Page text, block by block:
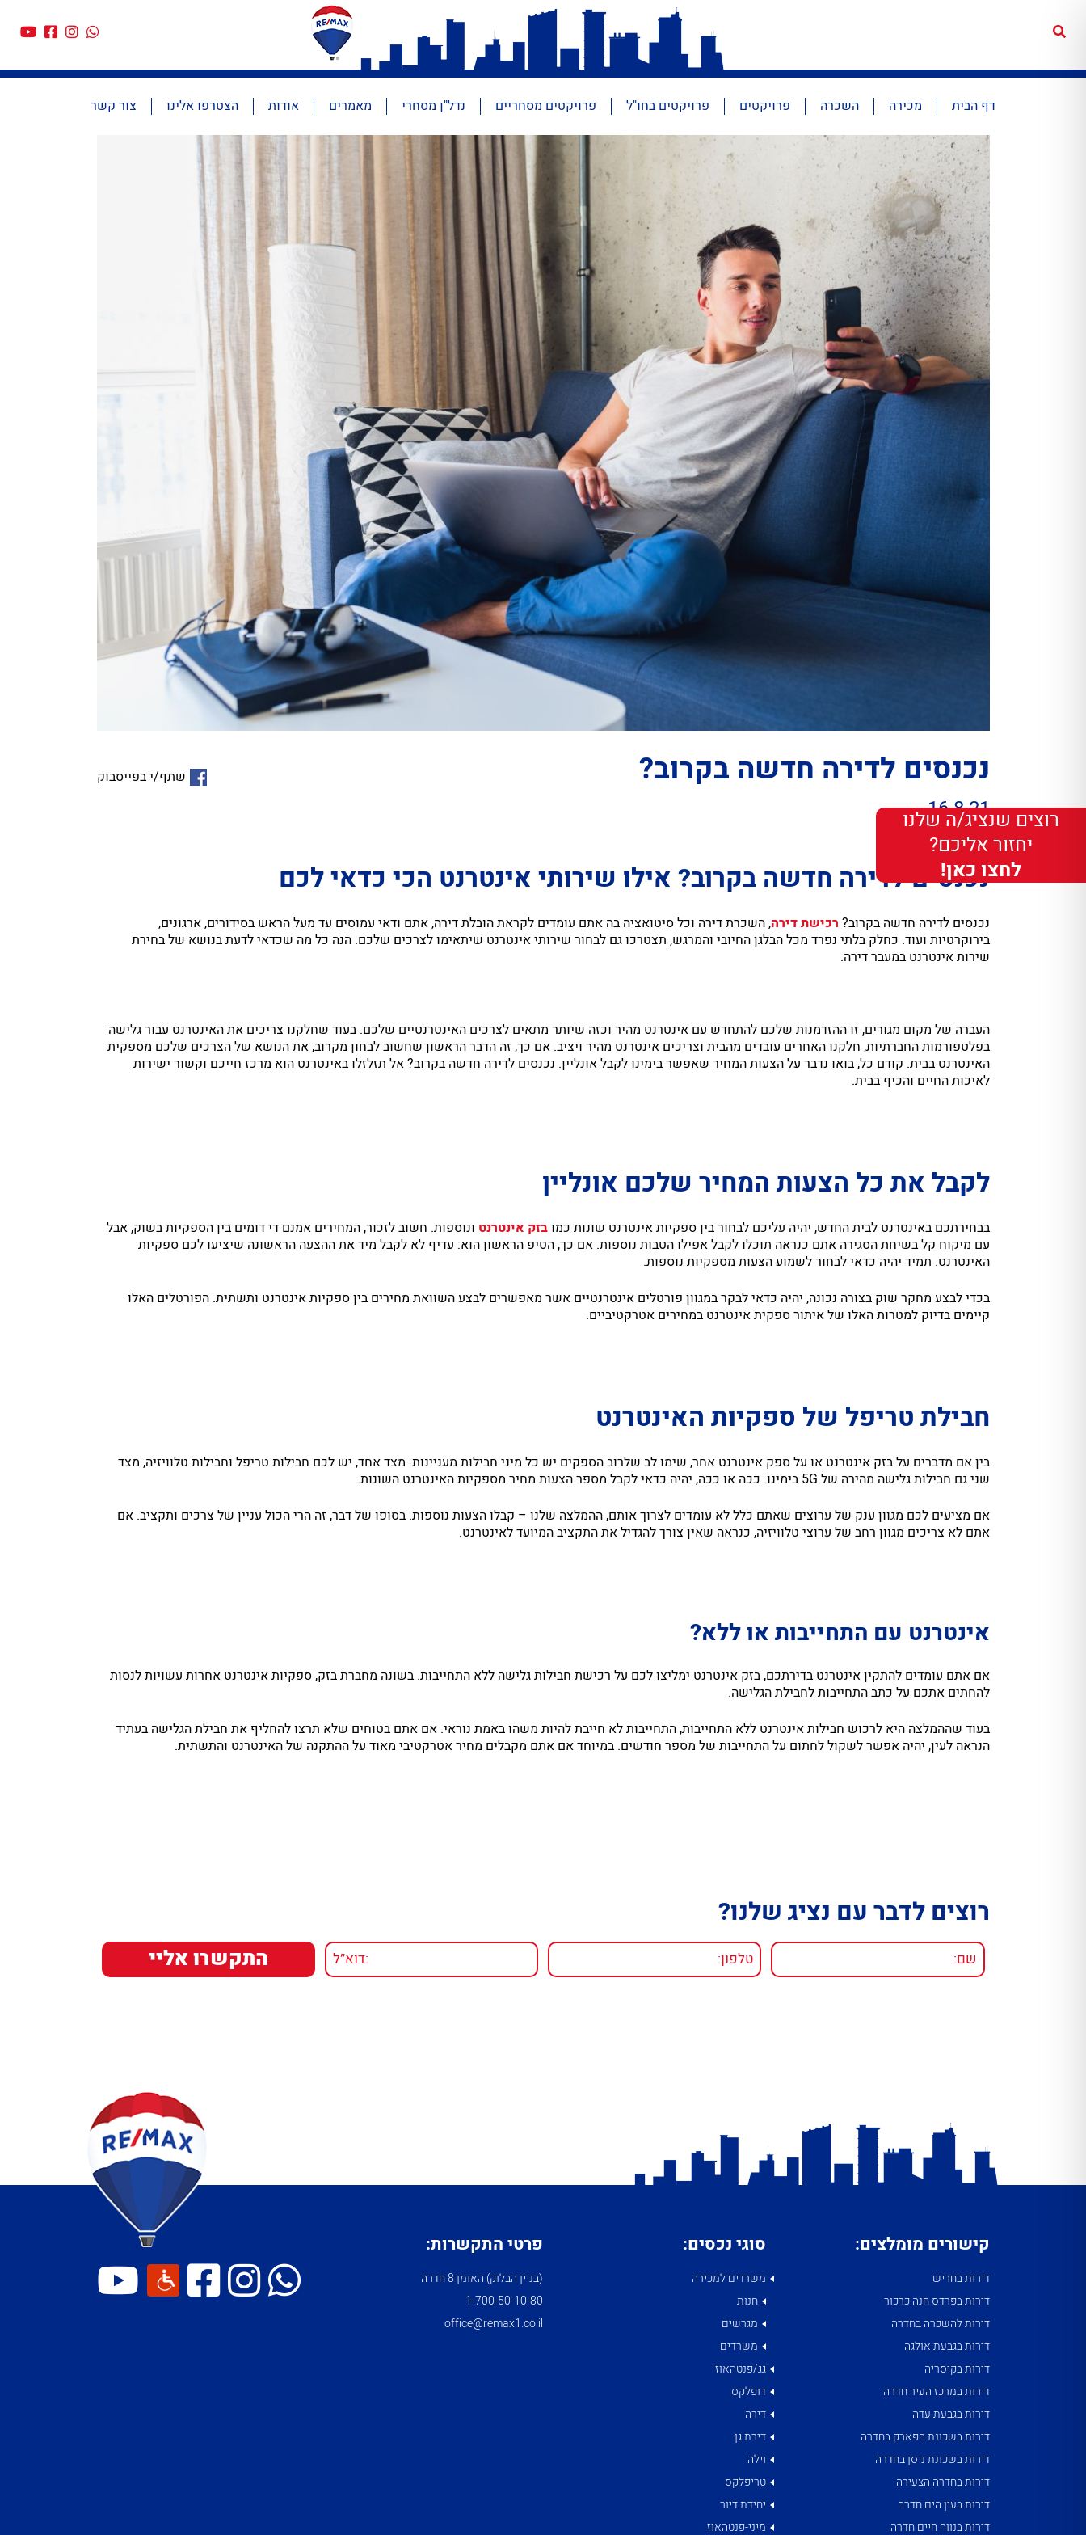
דף הבית מכירה השכרה פרויקטים פרויקטים בחו"ל פרויקטים מסחריים נדל"ן מסחרי מאמרים אודות הצטרפו אלינו צור קשר
נכנסים לדירה חדשה בקרוב? שתף/י בפייסבוק
16.8.21
נכנסים לדירה חדשה בקרוב? אילו שירותי אינטרנט הכי כדאי לכם
נכנסים לדירה חדשה בקרוב? רכישת דירה, השכרת דירה וכל סיטואציה בה אתם עומדים לקראת הובלת דירה, אתם ודאי עמוסים עד מעל הראש בסידורים, ארגונים,
בירוקרטיות ועוד. כחלק בלתי נפרד מכל הבלגן החיובי והמרגש, תצטרכו גם לבחור שירותי אינטרנט שיתאימו לצרכים שלכם. הנה כל מה שכדאי לדעת בנושא של בחירת
שירות אינטרנט במעבר דירה.
העברה של מקום מגורים, זו ההזדמנות שלכם להתחדש עם אינטרנט מהיר וכזה שיותר מתאים לצרכים האינטרנטיים שלכם. בעוד שחלקנו צריכים את האינטרנט עבור גלישה
בפלטפורמות החברתיות, חלקנו האחרים עובדים מהבית וצריכים אינטרנט מהיר ויציב. אם כך, זה הדבר הראשון שחשוב לבחון מקרוב, את הנושא של הצרכים שלכם מספקית
האינטרנט בבית. קודם כל, בואו נדבר על הצעות המחיר שאפשר בימינו לקבל אונליין. נכנסים לדירה חדשה בקרוב? אל תזלזלו באינטרנט הוא מרכז חייכם וקשור ישירות
לאיכות החיים והכיף בבית.
לקבל את כל הצעות המחיר שלכם אונליין
בבחירתכם באינטרנט לבית החדש, יהיה עליכם לבחור בין ספקיות אינטרנט שונות כמובזק אינטרנט ונוספות. חשוב לזכור, המחירים אמנם די דומים בין הספקיות בשוק, אבל
עם מיקוח קל בשיחת הסגירה אתם כנראה תוכלו לקבל אפילו הטבות נוספות. אם כך, הטיפ הראשון הוא: עדיף לא לקבל מיד את ההצעה הראשונה שיציעו לכם ספקיות
האינטרנט. תמיד יהיה כדאי לבחור לשמוע הצעות מספקיות נוספות.
בכדי לבצע מחקר שוק בצורה נכונה, יהיה כדאי לבקר במגוון פורטלים אינטרנטיים אשר מאפשרים לבצע השוואת מחירים בין ספקיות אינטרנט ותשתית. הפורטלים האלו
קיימים בדיוק למטרות האלו של איתור ספקית אינטרנט במחירים אטרקטיביים.
חבילת טריפל של ספקיות האינטרנט
בין אם מדברים על בזק אינטרנט או על ספק אינטרנט אחר, שימו לב שלרוב הספקים יש כל מיני חבילות מעניינות. מצד אחד, יש לכם חבילות טריפל וחבילות טלוויזיה, מצד
שני גם חבילות גלישה מהירה של 5G בימינו. ככה או ככה, יהיה כדאי לקבל מספר הצעות מחיר מספקיות האינטרנט השונות.
אם מציעים לכם מגוון ענק של ערוצים שאתם כלל לא עומדים לצרוך אותם, ההמלצה שלנו – קבלו הצעות נוספות. בסופו של דבר, זה הרי הכול עניין של צרכים ותקציב. אם
אתם לא צריכים מגוון רחב של ערוצי טלוויזיה, כנראה שאין צורך להגדיל את התקציב המיועד לאינטרנט.
אינטרנט עם התחייבות או ללא?
אם אתם עומדים להתקין אינטרנט בדירתכם, בזק אינטרנט ימליצו לכם על רכישת חבילות גלישה ללא התחייבות. בשונה מחברת בזק, ספקיות אינטרנט אחרות עשויות לנסות
להחתים אתכם על כתב התחייבות לחבילת הגלישה.
בעוד שההמלצה היא לרכוש חבילות אינטרנט ללא התחייבות, התחייבות לא חייבת להיות משהו באמת נוראי. אם אתם בטוחים שלא תרצו להחליף את חבילת הגלישה בעתיד
הנראה לעין, יהיה אפשר לשקול לחתום על התחייבות של מספר חודשים. במיוחד אם אתם מקבלים מחיר אטרקטיבי מאוד על ההתקנה של האינטרנט והתשתית.
רוצים לדבר עם נציג שלנו?
רוצים שנציג/ה שלנו
יחזור אליכם?
לחצו כאן!
קישורים מומלצים:
דירות בחריש
דירות בפרדס חנה כרכור
דירות להשכרה בחדרה
דירות בגבעת אולגה
דירות בקיסריה
דירות במרכז העיר חדרה
דירות בגבעת עדה
דירות בשכונת הפארק בחדרה
דירות בשכונת ניסן בחדרה
דירות בחדרה הצעירה
דירות בעין הים חדרה
דירות בנווה חיים חדרה
סוגי נכסים:
משרדים למכירה
חנות
מגרשים
משרדים
גג/פנטהאוז
דופלקס
דירה
דירת גן
וילה
טריפלקס
יחידת דיור
מיני-פנטהאוז
פרטי התקשרות:
(בניין הבלוק) האומן 8 חדרה
1­-700­-50-­10-­80
office@remax1.co.il